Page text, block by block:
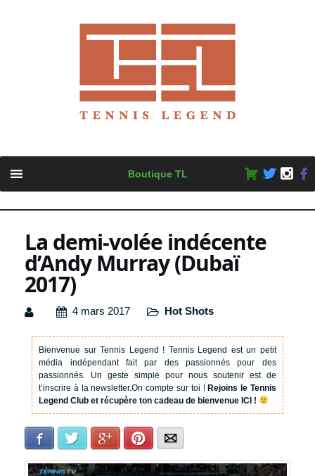
content
Boutique TL
La demi-volée indécente
d’Andy Murray (Dubaï
2017)
4 mars 2017 Hot Shots
Bienvenue sur Tennis Legend ! Tennis Legend est un petit
média indépendant fait par des passionnés pour des
passionnés. Un geste simple pour nous soutenir est de
t’inscrire à la newsletter.On compte sur toi !Rejoins le Tennis
Legend Club et récupère ton cadeau de bienvenue ICI !
Facebook Twitter Google+Pinterest